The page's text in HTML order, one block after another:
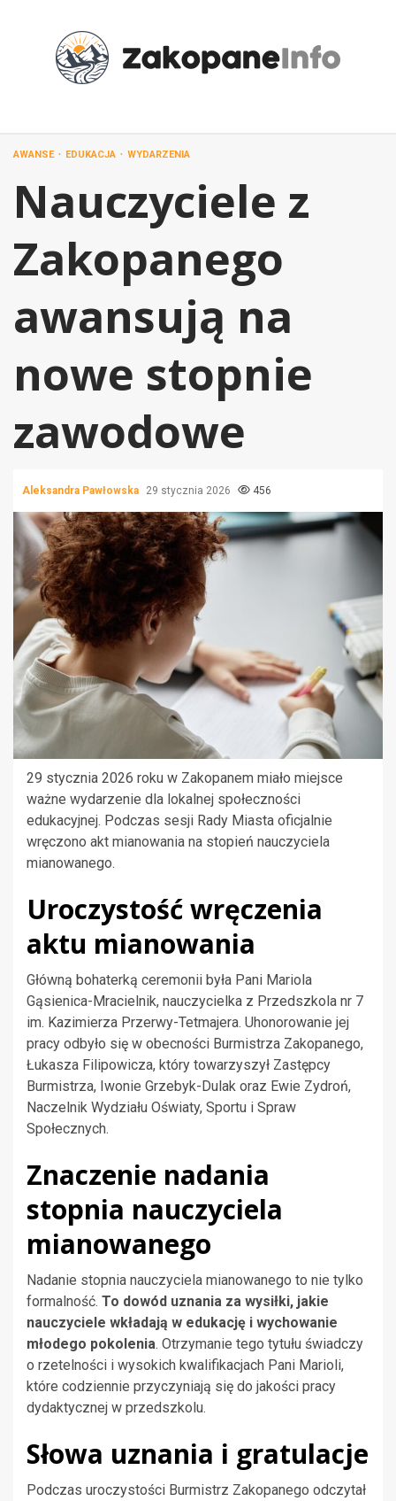
AWANSE EDUKACJA WYDARZENIA
Nauczyciele z
Zakopanego
awansują na
nowe stopnie
zawodowe
Aleksandra Pawłowska 29 stycznia 2026 456
29 stycznia 2026 roku w Zakopanem miało miejsce
ważne wydarzenie dla lokalnej społeczności
edukacyjnej. Podczas sesji Rady Miasta oficjalnie
wręczono akt mianowania na stopień nauczyciela
mianowanego.
Uroczystość wręczenia
aktu mianowania
Główną bohaterką ceremonii była Pani Mariola
Gąsienica-Mracielnik, nauczycielka z Przedszkola nr 7
im. Kazimierza Przerwy-Tetmajera. Uhonorowanie jej
pracy odbyło się w obecności Burmistrza Zakopanego,
Łukasza Filipowicza, który towarzyszył Zastępcy
Burmistrza, Iwonie Grzebyk-Dulak oraz Ewie Zydroń,
Naczelnik Wydziału Oświaty, Sportu i Spraw
Społecznych.
Znaczenie nadania
stopnia nauczyciela
mianowanego
Nadanie stopnia nauczyciela mianowanego to nie tylko
formalność. To dowód uznania za wysiłki, jakie
nauczyciele wkładają w edukację i wychowanie
młodego pokolenia. Otrzymanie tego tytułu świadczy
o rzetelności i wysokich kwalifikacjach Pani Marioli,
które codziennie przyczyniają się do jakości pracy
dydaktycznej w przedszkolu.
Słowa uznania i gratulacje
Podczas uroczystości Burmistrz Zakopanego odczytał